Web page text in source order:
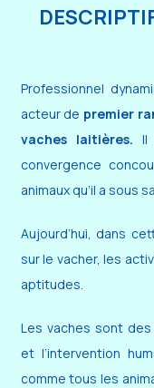
Professionnel
acteur de premier
vaches laitières. Il
convergence
animaux qu’il a sous
Aujourd’hui, dans
sur le vacher, les
aptitudes.
Les vaches sont
et l’intervention
comme tous les